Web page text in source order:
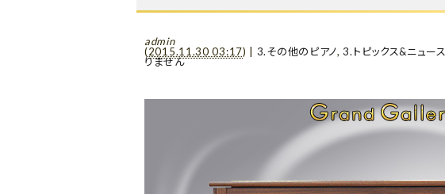
admin
(2015.11.30 03:17) 3.その他のピアノ,3.トピックス&ニュース
りません